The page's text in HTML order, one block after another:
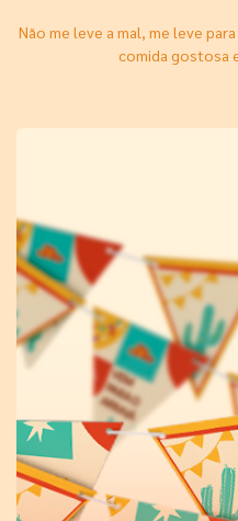
Não me leve a mal, me leve
comida gostosa